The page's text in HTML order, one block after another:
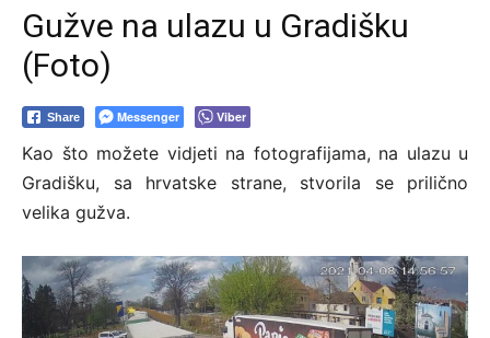
Gužve na ulazu u Gradišku
(Foto)
Share Messenger Viber
Kao što možete vidjeti na fotografijama, na ulazu u
Gradišku, sa hrvatske strane, stvorila se prilično
velika gužva.